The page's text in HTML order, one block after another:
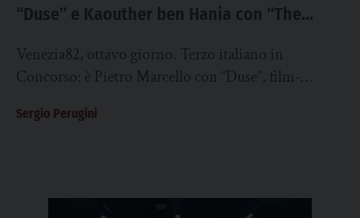
“Duse” e Kaouther ben Hania con “The
Venezia82, ottavo giorno. Terzo italiano in
Concorso: è Pietro Marcello con “Duse”, film-
della...
Sergio Perugini